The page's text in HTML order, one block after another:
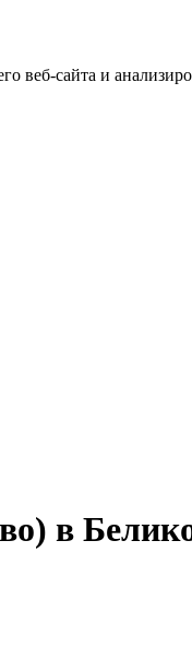
веб-сайта и
в